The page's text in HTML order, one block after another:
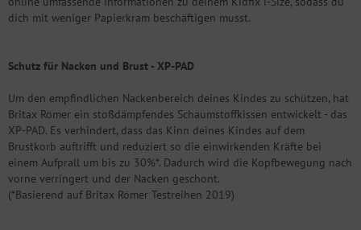
dich mit weniger Papierkram beschäftigen musst.
Schutz für Nacken und Brust - XP-PAD
Um den empfindlichen Nackenbereich deines Kindes zu schützen, hat
Britax Römer ein stoßdämpfendes Schaumstoffkissen entwickelt - das
XP-PAD. Es verhindert, dass das Kinn deines Kindes auf dem
Brustkorb auftrifft und reduziert so die einwirkenden Kräfte bei
einem Aufprall um bis zu 30%*. Dadurch wird die Kopfbewegung nach
vorne verringert und der Nacken geschont.
(*Basierend auf Britax Römer Testreihen 2019)